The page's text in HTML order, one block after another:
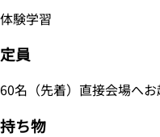
体験学習
定員
60名（先着）直接会場へお
持ち物